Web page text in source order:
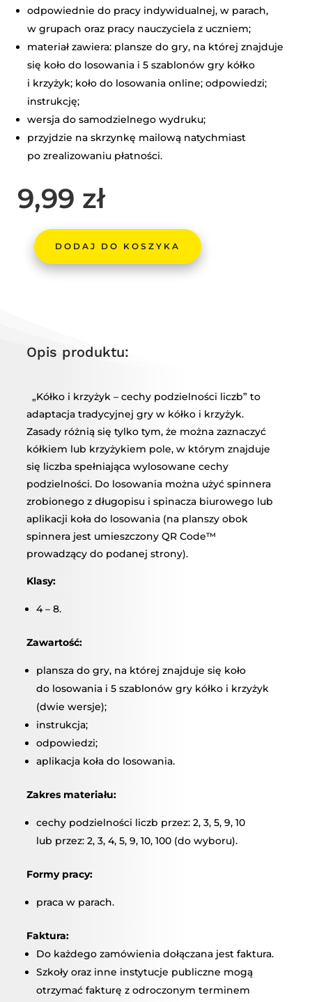
odpowiednie do pracy indywidualnej, w parach,
w grupach oraz pracy nauczyciela z uczniem;
materiał zawiera: plansze do gry, na której znajduje
się koło do losowania i 5 szablonów gry kółko
i krzyżyk; koło do losowania online; odpowiedzi;
instrukcję;
wersja do samodzielnego wydruku;
przyjdzie na skrzynkę mailową natychmiast
po zrealizowaniu płatności.
9,99 zł
ILOŚĆ
KÓŁKO
PODZIELNOŚCI
DODAJ DO KOSZYKA
Opis produktu:
„Kółko i krzyżyk – cechy podzielności liczb” to
adaptacja tradycyjnej gry w kółko i krzyżyk.
Zasady różnią się tylko tym, że można zaznaczyć
kółkiem lub krzyżykiem pole, w którym znajduje
się liczba spełniająca wylosowane cechy
podzielności. Do losowania można użyć spinnera
zrobionego z długopisu i spinacza biurowego lub
aplikacji koła do losowania (na planszy obok
spinnera jest umieszczony QR Code™
prowadzący do podanej strony).
Klasy:
4 – 8.
Zawartość:
plansza do gry, na której znajduje się koło
do losowania i 5 szablonów gry kółko i krzyżyk
(dwie wersje);
instrukcja;
odpowiedzi;
aplikacja koła do losowania.
Zakres materiału:
cechy podzielności liczb przez: 2, 3, 5, 9, 10
lub przez: 2, 3, 4, 5, 9, 10, 100 (do wyboru).
Formy pracy:
praca w parach.
Faktura:
Do każdego zamówienia dołączana jest faktura.
Szkoły oraz inne instytucje publiczne mogą
otrzymać fakturę z odroczonym terminem